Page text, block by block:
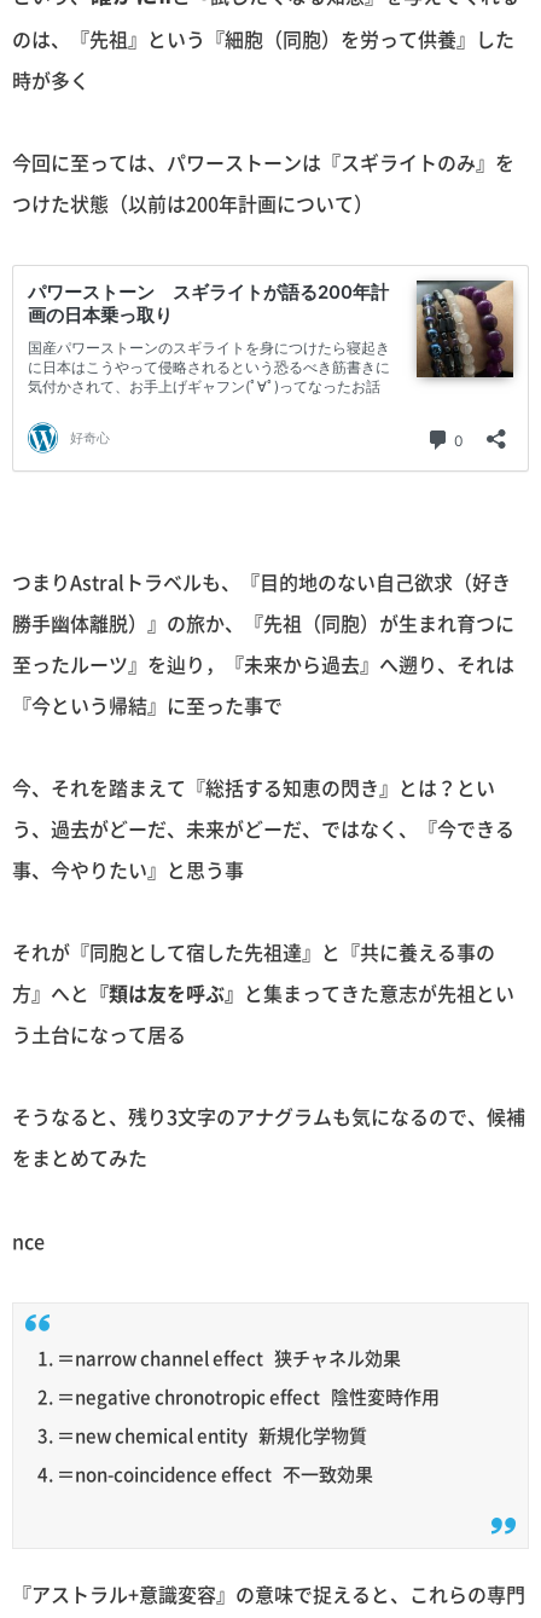
のは、『先祖』という『細胞（同胞）を労って供養』した
時が多く
今回に至っては、パワーストーンは『スギライトのみ』を
つけた状態（以前は200年計画について）
つまりAstralトラベルも、『目的地のない自己欲求（好き
勝手幽体離脱）』の旅か、『先祖（同胞）が生まれ育つに
至ったルーツ』を辿り，『未来から過去』へ遡り、それは
『今という帰結』に至った事で
今、それを踏まえて『総括する知恵の閃き』とは？とい
う、過去がどーだ、未来がどーだ、ではなく、『今できる
事、今やりたい』と思う事
それが『同胞として宿した先祖達』と『共に養える事の
方』へと 『類は友を呼ぶ』 と集まってきた意志が先祖とい
う土台になって居る
そうなると、残り3文字のアナグラムも気になるので、候補
をまとめてみた
nce
1. ＝narrow channel effect 狭チャネル効果
2. ＝negative chronotropic effect 陰性変時作用
3. ＝new chemical entity 新規化学物質
4. ＝non-coincidence effect 不一致効果
『アストラル+意識変容』の意味で捉えると、これらの専門